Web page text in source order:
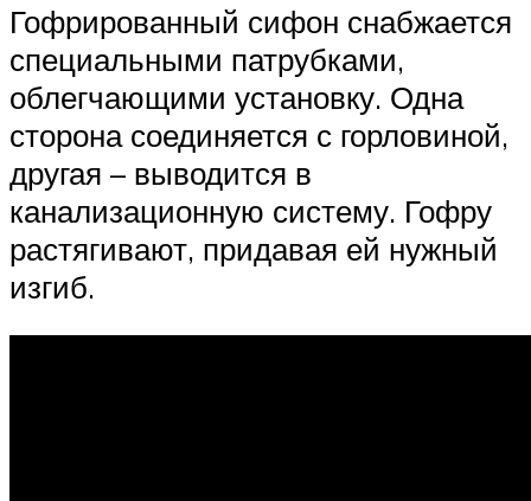
Гофрированный сифон снабжается
специальными патрубками,
облегчающими установку. Одна
сторона соединяется с горловиной,
другая – выводится в
канализационную систему. Гофру
растягивают, придавая ей нужный
изгиб.